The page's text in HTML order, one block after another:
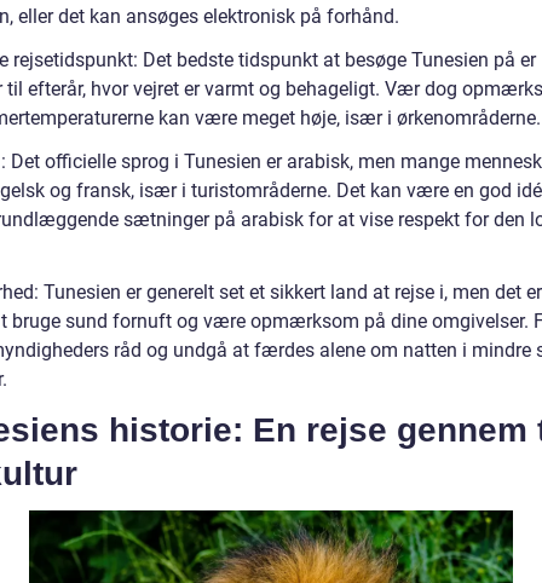
eller det kan ansøges elektronisk på forhånd.
rejsetidspunkt: Det bedste tidspunkt at besøge Tunesien på
til efterår, hvor vejret er varmt og behageligt. Vær dog
kan være meget høje, især i ørkenområderne.
Det officielle sprog i Tunesien er arabisk, men mange
og fransk, især i turistområderne. Det kan være en god
sætninger på arabisk for at vise respekt for den
Tunesien er generelt set et sikkert land at rejse i, men det
bruge sund fornuft og være opmærksom på dine omgivelser.
råd og undgå at færdes alene om natten i mindre
historie: En rejse gennem